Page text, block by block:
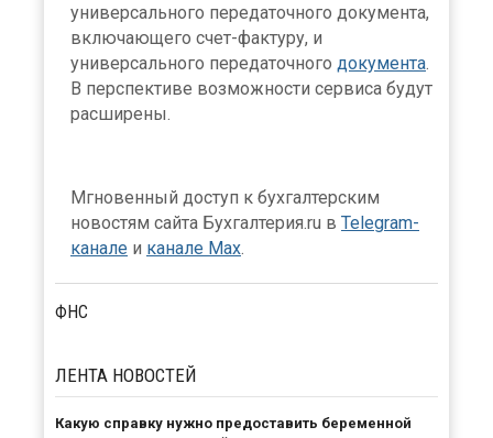
универсального передаточного документа,
включающего счет-фактуру, и
универсального передаточного документа.
В перспективе возможности сервиса будут
расширены.
Мгновенный доступ к бухгалтерским
новостям сайта Бухгалтерия.ru в Telegram-
канале и канале Max.
ФНС
ЛЕНТА НОВОСТЕЙ
Какую справку нужно предоставить беременной